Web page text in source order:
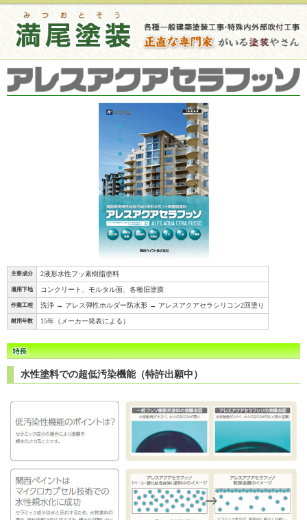
主要成分 2液形水性フッ素樹脂塗料
適用下地 コンクリート、モルタル面、各種旧塗膜
作業工程 洗浄 → アレス弾性ホルダー防水形 → アレスアクアセラシリコン2回塗り
耐用年数 15年（メーカー発表による）
水性塗料での超低汚染機能（特許出願中）